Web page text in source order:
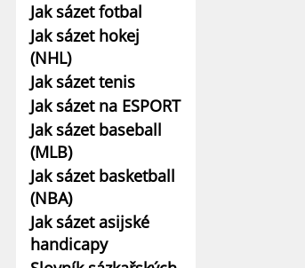
Jak sázet fotbal
Jak sázet hokej
(NHL)
Jak sázet tenis
Jak sázet na ESPORT
Jak sázet baseball
(MLB)
Jak sázet basketball
(NBA)
Jak sázet asijské
handicapy